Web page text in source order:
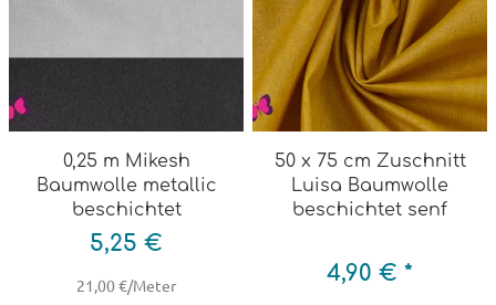
0,25 m Mikesh
Baumwolle metallic
beschichtet
5,25 €
21,00 €/Meter
50 x 75 cm Zuschnitt
Luisa Baumwolle
beschichtet senf
4,90 € *